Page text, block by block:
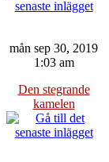
mån sep 30, 2019
1:03 am
Den stegrande
kamelen